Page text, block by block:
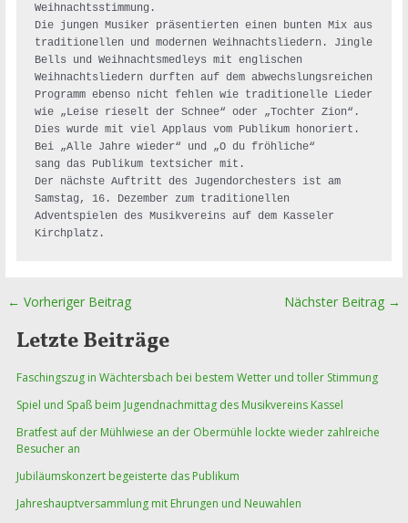
Weihnachtsstimmung.
Die jungen Musiker präsentierten einen bunten Mix aus
traditionellen und modernen Weihnachtsliedern. Jingle
Bells und Weihnachtsmedleys mit englischen
Weihnachtsliedern durften auf dem abwechslungsreichen
Programm ebenso nicht fehlen wie traditionelle Lieder
wie „Leise rieselt der Schnee“ oder „Tochter Zion“.
Dies wurde mit viel Applaus vom Publikum honoriert.
Bei „Alle Jahre wieder“ und „O du fröhliche“
sang das Publikum textsicher mit.
Der nächste Auftritt des Jugendorchesters ist am
Samstag, 16. Dezember zum traditionellen
Adventspielen des Musikvereins auf dem Kasseler
Beitragsnavigation
← Vorheriger Beitrag Nächster Beitrag →
Letzte Beiträge
Faschingszug in Wächtersbach bei bestem Wetter und toller Stimmung
Spiel und Spaß beim Jugendnachmittag des Musikvereins Kassel
Bratfest auf der Mühlwiese an der Obermühle lockte wieder zahlreiche
Besucher an
Jubiläumskonzert begeisterte das Publikum
Jahreshauptversammlung mit Ehrungen und Neuwahlen